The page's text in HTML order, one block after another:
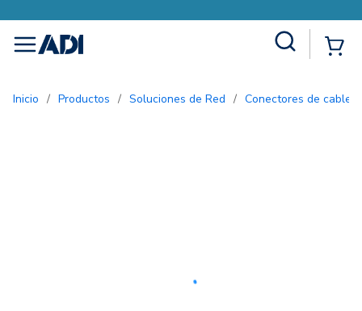
menu
Inicio / Productos / Soluciones de Red / Conectores de cable